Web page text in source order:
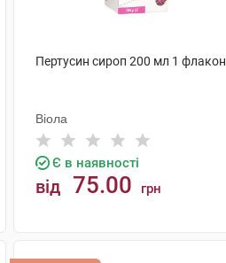
Пертусин сироп 200 мл 1 флакон
Віола
Є в наявності
від 75.00 грн